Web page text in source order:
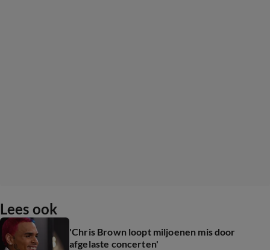
Lees ook
'Chris Brown loopt miljoenen mis door
afgelaste concerten'